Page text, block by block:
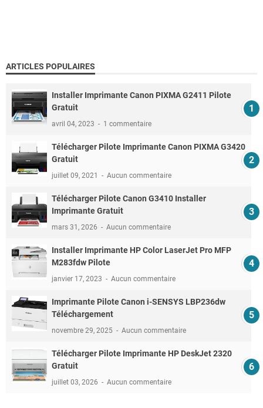
ARTICLES POPULAIRES
Installer Imprimante Canon PIXMA G2411 Pilote
Gratuit
avril 04, 2023 1 commentaire
Télécharger Pilote Imprimante Canon PIXMA G3420
Gratuit
juillet 09, 2021 Aucun commentaire
Télécharger Pilote Canon G3410 Installer
Imprimante Gratuit
mars 31, 2026 Aucun commentaire
Installer Imprimante HP Color LaserJet Pro MFP
M283fdw Pilote
janvier 17, 2023 Aucun commentaire
Imprimante Pilote Canon i-SENSYS LBP236dw
Téléchargement
novembre 29, 2025 Aucun commentaire
Télécharger Pilote Imprimante HP DeskJet 2320
Gratuit
juillet 03, 2026 Aucun commentaire